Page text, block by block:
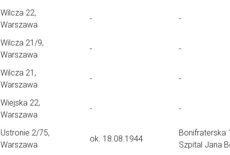
Wilcza 22,
Warszawa
- -
Wilcza 21/9,
Warszawa
- -
Wilcza 21,
Warszawa
- -
Wiejska 22,
Warszawa
- -
Ustronie 2/75,
Warszawa
ok. 18.08.1944
Bonifraterska
Szpital Jana